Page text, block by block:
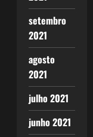
setembro
2021
agosto
2021
julho 2021
junho 2021